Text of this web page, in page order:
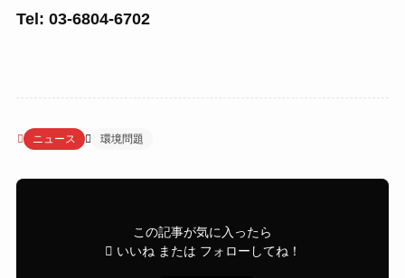
Tel: 03-6804-6702
ニュース 環境問題
この記事が気に入ったら
いいね または フォローしてね！